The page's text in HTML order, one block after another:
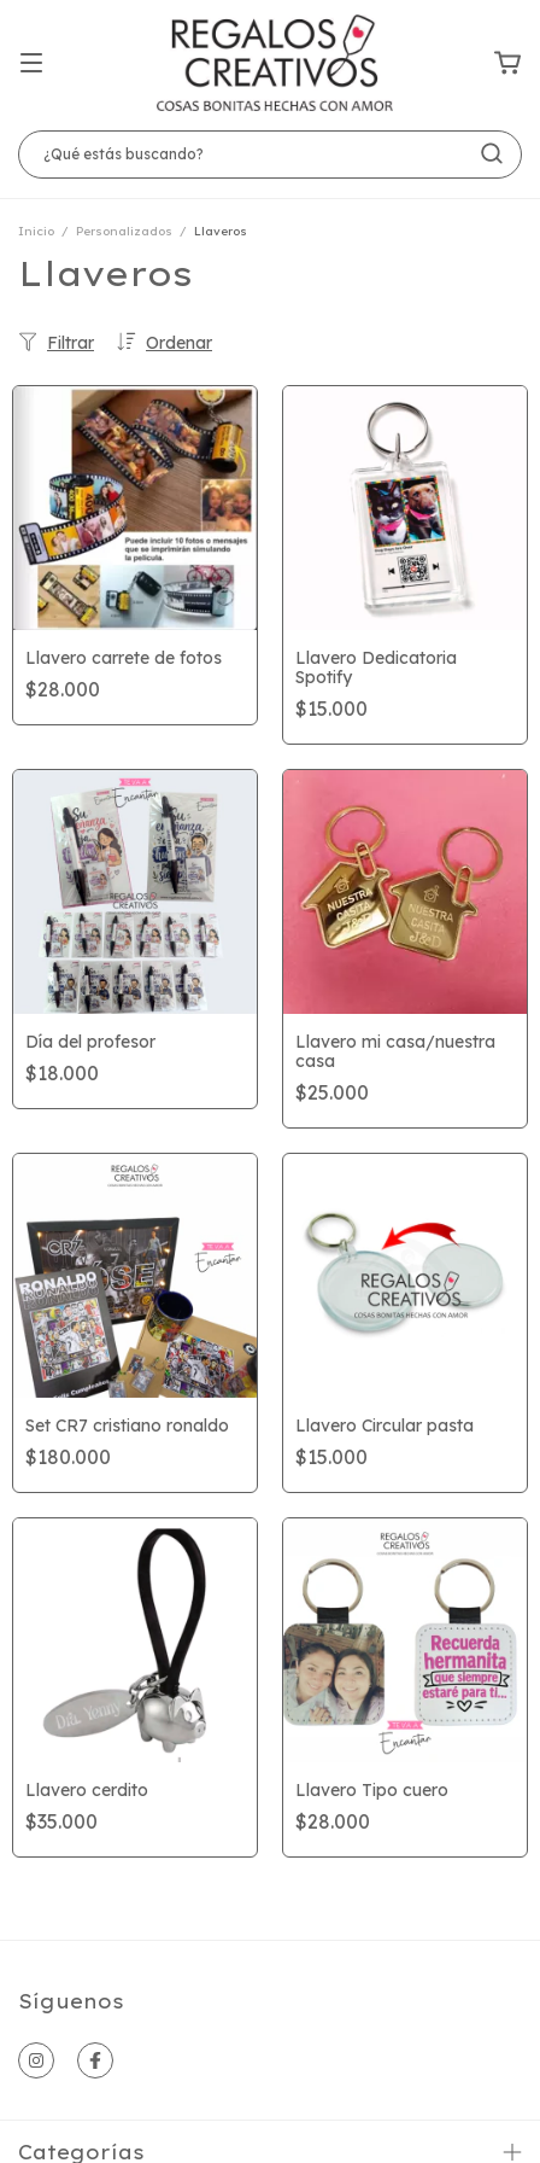
Inicio / Personalizados / Llaveros
Llaveros
Ordenar
Filtrar
Llavero carrete de fotos
$28.000
Llavero Dedicatoria
Spotify
$15.000
Día del profesor
$18.000
Llavero mi casa/nuestra
casa
$25.000
Set CR7 cristiano ronaldo
$180.000
Llavero Circular pasta
$15.000
Llavero cerdito
$35.000
Llavero Tipo cuero
$28.000
Síguenos
Categorías